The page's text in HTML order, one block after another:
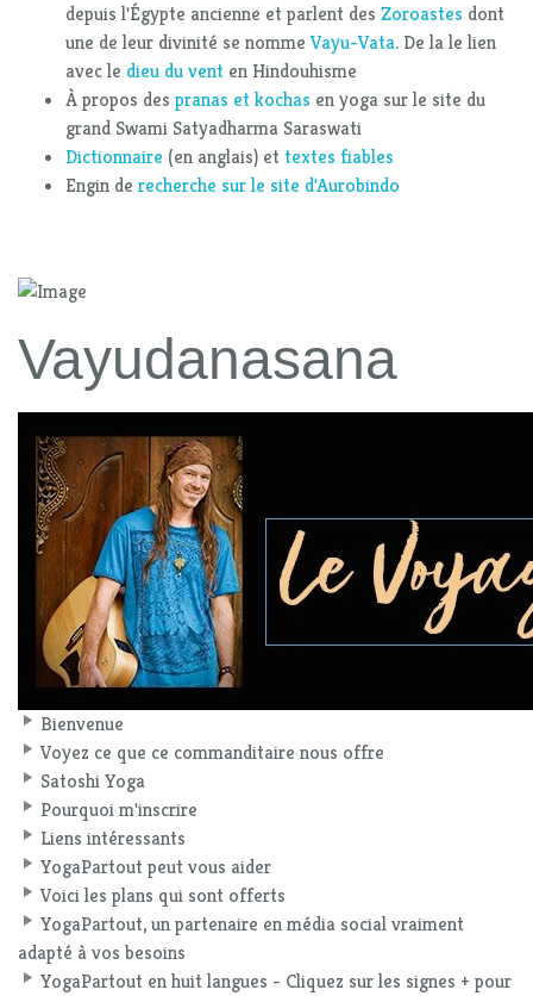
depuis l'Égypte ancienne et parlent des Zoroastes dont
une de leur divinité se nomme Vayu-Vata. De la le lien
avec le dieu du vent en Hindouhisme
À propos des pranas et kochas en yoga sur le site du
grand Swami Satyadharma Saraswati
Dictionnaire (en anglais) et textes fiables
Engin de recherche sur le site d'Aurobindo
Vayudanasana
Bienvenue
Voyez ce que ce commanditaire nous offre
Satoshi Yoga
Pourquoi m'inscrire
Liens intéressants
YogaPartout peut vous aider
Voici les plans qui sont offerts
YogaPartout, un partenaire en média social vraiment
adapté à vos besoins
YogaPartout en huit langues - Cliquez sur les signes + pour